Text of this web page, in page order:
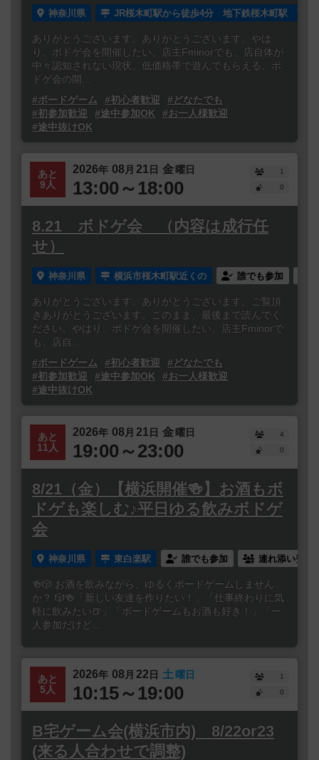
神奈川県 JR桜木町駅から徒歩4分 地下鉄桜木町駅 南1
ありがとうございます。ありがとうございます。やは
り、ボドゲ会を開催したい、店主Fminorでも、店自体が
中々認知されない現状。低価格帯で遊んでもらえる、ボ
ドゲ会の開...
#ボードゲーム
#初心者歓迎
#どなたでも
#初参加歓迎
#途中参加OK
#お一人様歓迎
#途中抜けOK
あと
9人
2026年 08 月 21日 金曜日
13:00～18:00
1
0
8.21 ボドゲ会 （内容は成行任
せ）
神奈川県 横浜市桜木町駅近くの 誰でも参加
ありがとうございます。ありがとうございます。ご覧頂
きありがとうございます。このまま、最後まで読んでく
ださい。やはり、ボドゲ会を開催したい。店主Fminorで
も、店自...
#ボードゲーム
#初心者歓迎
#どなたでも
#初参加歓迎
#途中参加OK
#お一人様歓迎
#途中抜けOK
あと
11人
2026年 08 月 21日 金曜日
19:00～23:00
4
0
8/21（金）【横浜開催🍻】お酒もボ
ドゲも楽しむ♪平日ゆる飲みボドゲ
会
神奈川県 東白楽駅 誰でも参加 連れ添い登録
🍻🎲 お酒を飲みながら、ゆるくボードゲームしません
か？ 🎲🍻「新しい友達を作りたい！」「仕事終わりに気
軽に飲みたい🍺」「ボードゲームもお酒も好き！」「一
人参加だけど...
あと
5人
2026年 08 月 22日 土曜日
10:15～19:00
1
0
B宅ゲーム会(横浜市内) 8/22or23
(来る人合わせで調整)